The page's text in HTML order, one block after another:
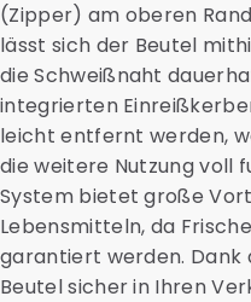
(Zipper) am oberen
lässt sich der Beutel
die Schweißnaht
integrierten
leicht entfernt werden,
die weitere Nutzung voll
System bietet große
Lebensmitteln, da
garantiert werden. Dank
Beutel sicher in Ihren